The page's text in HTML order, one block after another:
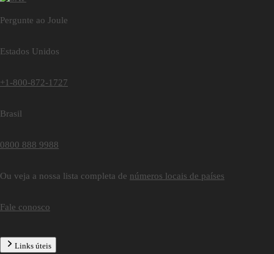
Pergunte ao Joule
Estados Unidos
+1-800-872-1727
Brasil
0800 888 9988
Ou veja a nossa lista completa de números locais de países
Fale conosco
Links úteis